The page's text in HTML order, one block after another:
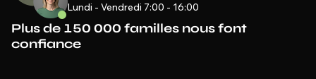
Lundi - Vendredi 7:00 - 16:00
Plus de 150 000 familles nous font
confiance